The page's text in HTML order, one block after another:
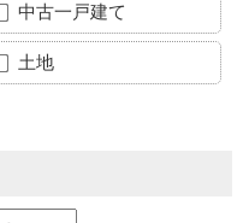
中古一戸建て
土地